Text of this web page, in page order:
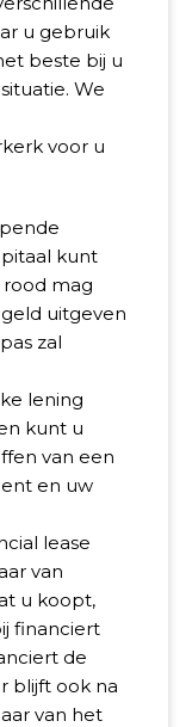
u gebruik
beste bij u
We
voor u
kunt
mag
uitgeven
zal
lening
kunt u
van een
en uw
lease
van
u koopt,
financiert
de
blijft ook na
van het